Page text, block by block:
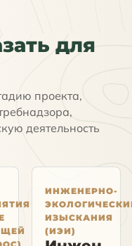
для
проекта,
деятельность
ИНЖЕНЕРНО-
ИЗЫСКАНИЯ
(ИЭИ)